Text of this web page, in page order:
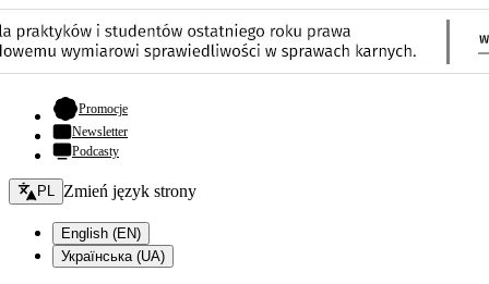
Promocje- otwiera się w nowej karcie
Newsletter
Podcasty
Zmień język - bieżący:
PL Zmień język strony
English (EN)
Українська (UA)